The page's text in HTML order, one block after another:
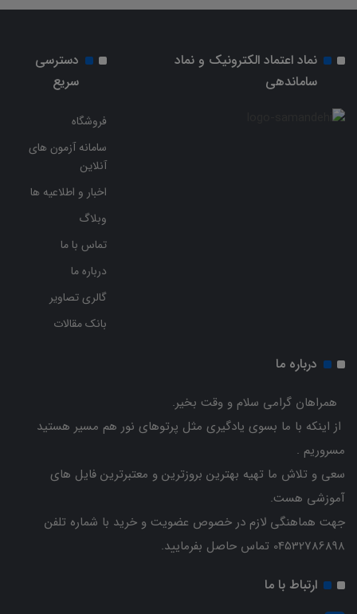
نماد اعتماد الکترونیک و نماد
ساماندهی
دسترسی
سریع
فروشگاه
سامانه آزمون های
آنلاین
اخبار و اطلاعیه ها
وبلاگ
تماس با ما
درباره ما
گالری تصاویر
بانک مقالات
درباره ما
همراهان گرامی سلام و وقت بخیر.
از اینکه با ما بسوی یادگیری مثل پرتوهای نور هم مسیر هستید
مسروریم .
سعی و تلاش ما تهیه بهترین بروزترین و معتبرترین فایل های
آموزشی هست.
جهت هماهنگی لازم در خصوص عضویت و خرید با شماره تلفن
04532786898 تماس حاصل بفرمایید.
ارتباط با ما